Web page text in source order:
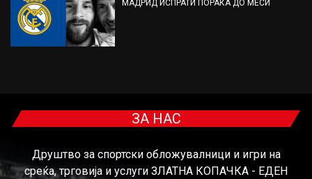
МАДРИД ИСПРАТИ ПОРАКА ДО МЕСИ
ЗА НАС
Друштво за спортски обложувалници и игри на
среќа, трговија и услуги ЗЛАТНА КОПАЧКА - ЕДЕН